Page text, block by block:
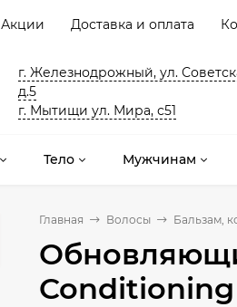
Акции Доставка и оплата
г. Железнодрожный, ул.
д.5
г. Мытищи ул. Мира, с51
Тело Мужчинам
Главная Волосы Бальзам,